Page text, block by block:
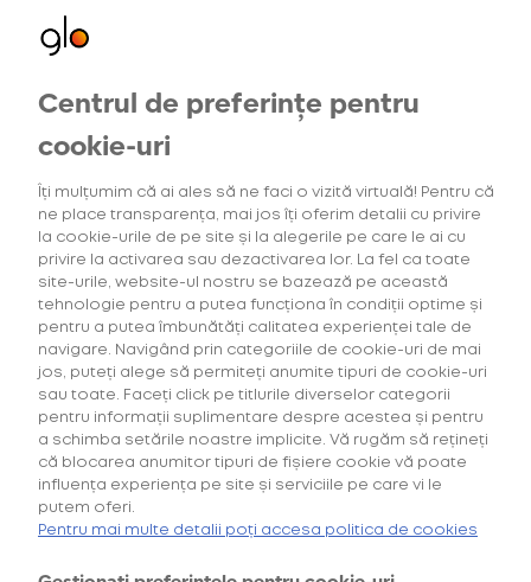
Oferte exclusive
oferta de
6 pachete la preț de 3** .
Centrul de preferințe pentru
cookie-uri
Îți mulțumim că ai ales să ne faci o vizită virtuală! Pentru că
ne place transparența, mai jos îți oferim detalii cu privire
la cookie-urile de pe site și la alegerile pe care le ai cu
privire la activarea sau dezactivarea lor. La fel ca toate
site-urile, website-ul nostru se bazează pe această
tehnologie pentru a putea funcționa în condiții optime și
pentru a putea îmbunătăți calitatea experienței tale de
navigare. Navigând prin categoriile de cookie-uri de mai
jos, puteți alege să permiteți anumite tipuri de cookie-uri
sau toate. Faceți click pe titlurile diverselor categorii
pentru informații suplimentare despre acestea și pentru
a schimba setările noastre implicite. Vă rugăm să rețineți
că blocarea anumitor tipuri de fișiere cookie vă poate
influența experiența pe site și serviciile pe care vi le
putem oferi.
Pentru mai multe detalii poți accesa politica de cookies